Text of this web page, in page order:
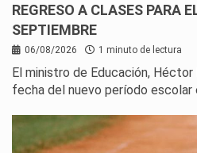
REGRESO A CLASES PARA
SEPTIEMBRE
06/08/2026 1 minuto de lectura
El ministro de Educación, Héctor
fecha del nuevo período